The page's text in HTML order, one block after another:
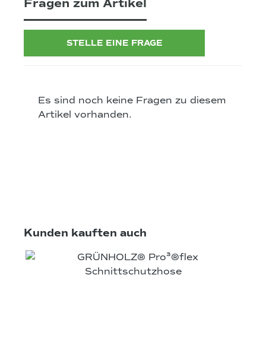
Fragen zum Artikel
STELLE EINE FRAGE
Es sind noch keine Fragen zu diesem
Artikel vorhanden.
Produktgalerie überspringen
Kunden kauften auch